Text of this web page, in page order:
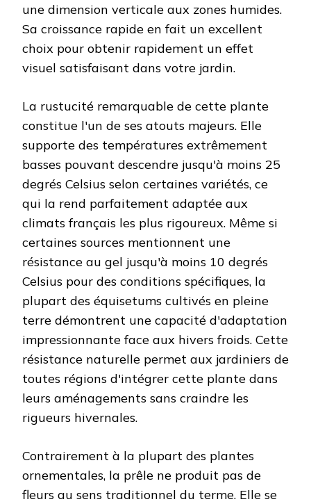
une dimension verticale aux zones humides.
Sa croissance rapide en fait un excellent
choix pour obtenir rapidement un effet
visuel satisfaisant dans votre jardin.
La rustucité remarquable de cette plante
constitue l'un de ses atouts majeurs. Elle
supporte des températures extrêmement
basses pouvant descendre jusqu'à moins 25
degrés Celsius selon certaines variétés, ce
qui la rend parfaitement adaptée aux
climats français les plus rigoureux. Même si
certaines sources mentionnent une
résistance au gel jusqu'à moins 10 degrés
Celsius pour des conditions spécifiques, la
plupart des équisetums cultivés en pleine
terre démontrent une capacité d'adaptation
impressionnante face aux hivers froids. Cette
résistance naturelle permet aux jardiniers de
toutes régions d'intégrer cette plante dans
leurs aménagements sans craindre les
rigueurs hivernales.
Contrairement à la plupart des plantes
ornementales, la prêle ne produit pas de
fleurs au sens traditionnel du terme. Elle se